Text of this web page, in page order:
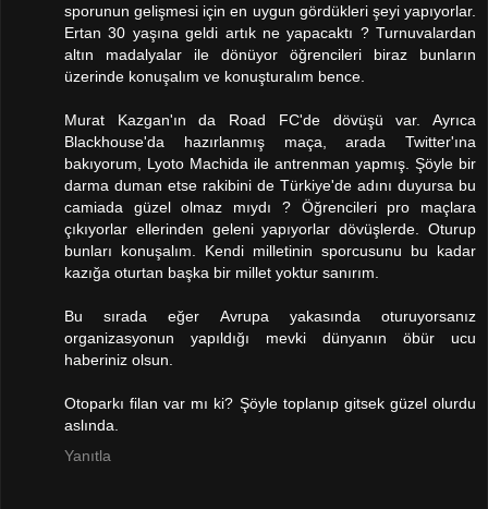
sporunun gelişmesi için en uygun gördükleri şeyi yapıyorlar.
Ertan 30 yaşına geldi artık ne yapacaktı ? Turnuvalardan
altın madalyalar ile dönüyor öğrencileri biraz bunların
üzerinde konuşalım ve konuşturalım bence.
Murat Kazgan'ın da Road FC'de dövüşü var. Ayrıca
Blackhouse'da hazırlanmış maça, arada Twitter'ına
bakıyorum, Lyoto Machida ile antrenman yapmış. Şöyle bir
darma duman etse rakibini de Türkiye'de adını duyursa bu
camiada güzel olmaz mıydı ? Öğrencileri pro maçlara
çıkıyorlar ellerinden geleni yapıyorlar dövüşlerde. Oturup
bunları konuşalım. Kendi milletinin sporcusunu bu kadar
kazığa oturtan başka bir millet yoktur sanırım.
Bu sırada eğer Avrupa yakasında oturuyorsanız
organizasyonun yapıldığı mevki dünyanın öbür ucu
haberiniz olsun.
Otoparkı filan var mı ki? Şöyle toplanıp gitsek güzel olurdu
aslında.
Yanıtla